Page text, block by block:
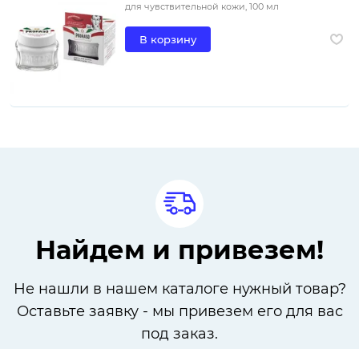
для чувствительной кожи, 100 мл
В корзину
Найдем и привезем!
Не нашли в нашем каталоге нужный товар?
Оставьте заявку - мы привезем его для вас
под заказ.